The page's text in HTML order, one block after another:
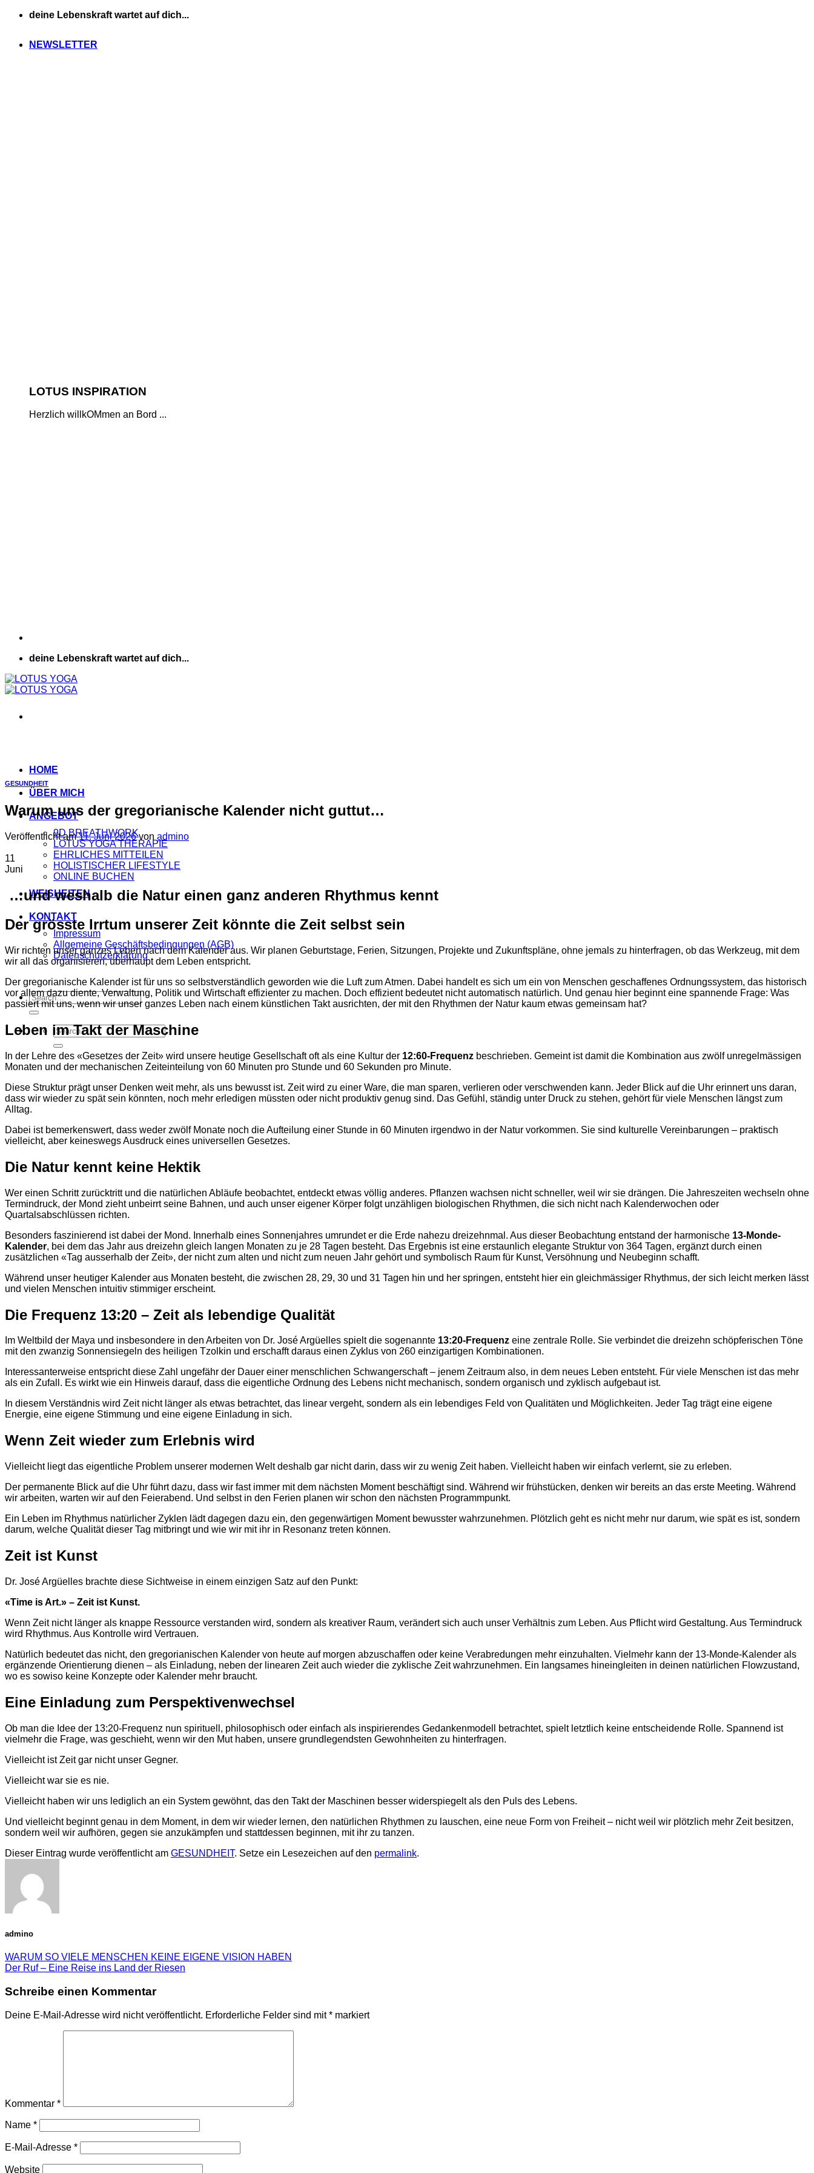
Zum
deine Lebenskraft wartet auf dich...
NEWSLETTER
LOTUS INSPIRATION
Herzlich willkOMmen an Bord ...
deine Lebenskraft wartet auf dich...
HOME
ÜBER MICH
ANGEBOT
9D BREATHWORK
LOTUS YOGA THERAPIE
EHRLICHES MITTEILEN
HOLISTISCHER LIFESTYLE
ONLINE BUCHEN
WEISHEITEN
KONTAKT
Impressum
Allgemeine Geschäftsbedingungen (AGB)
Datenschutzerklärung
GESUNDHEIT
Warum uns der gregorianische Kalender nicht guttut…
Veröffentlicht am11. Juni 2026 von admino
11
Juni
…und weshalb die Natur einen ganz anderen Rhythmus kennt
Der grösste Irrtum unserer Zeit könnte die Zeit selbst sein
Wir richten unser ganzes Leben nach dem Kalender aus. Wir planen Geburtstage, Ferien, Sitzungen, Projekte und Zukunftspläne, ohne jemals zu hinterfragen, ob das Werkzeug, mit dem
wir all das organisieren, überhaupt dem Leben entspricht.
Der gregorianische Kalender ist für uns so selbstverständlich geworden wie die Luft zum Atmen. Dabei handelt es sich um ein von Menschen geschaffenes Ordnungssystem, das historisch
vor allem dazu diente, Verwaltung, Politik und Wirtschaft effizienter zu machen. Doch effizient bedeutet nicht automatisch natürlich. Und genau hier beginnt eine spannende Frage: Was
passiert mit uns, wenn wir unser ganzes Leben nach einem künstlichen Takt ausrichten, der mit den Rhythmen der Natur kaum etwas gemeinsam hat?
Leben im Takt der Maschine
In der Lehre des «Gesetzes der Zeit» wird unsere heutige Gesellschaft oft als eine Kultur der 12:60-Frequenz beschrieben. Gemeint ist damit die Kombination aus zwölf unregelmässigen
Monaten und der mechanischen Zeiteinteilung von 60 Minuten pro Stunde und 60 Sekunden pro Minute.
Diese Struktur prägt unser Denken weit mehr, als uns bewusst ist. Zeit wird zu einer Ware, die man sparen, verlieren oder verschwenden kann. Jeder Blick auf die Uhr erinnert uns daran,
dass wir wieder zu spät sein könnten, noch mehr erledigen müssten oder nicht produktiv genug sind. Das Gefühl, ständig unter Druck zu stehen, gehört für viele Menschen längst zum
Alltag.
Dabei ist bemerkenswert, dass weder zwölf Monate noch die Aufteilung einer Stunde in 60 Minuten irgendwo in der Natur vorkommen. Sie sind kulturelle Vereinbarungen – praktisch
vielleicht, aber keineswegs Ausdruck eines universellen Gesetzes.
Die Natur kennt keine Hektik
Wer einen Schritt zurücktritt und die natürlichen Abläufe beobachtet, entdeckt etwas völlig anderes. Pflanzen wachsen nicht schneller, weil wir sie drängen. Die Jahreszeiten wechseln ohne
Termindruck, der Mond zieht unbeirrt seine Bahnen, und auch unser eigener Körper folgt unzähligen biologischen Rhythmen, die sich nicht nach Kalenderwochen oder
Quartalsabschlüssen richten.
Besonders faszinierend ist dabei der Mond. Innerhalb eines Sonnenjahres umrundet er die Erde nahezu dreizehnmal. Aus dieser Beobachtung entstand der harmonische 13-Monde-
Kalender, bei dem das Jahr aus dreizehn gleich langen Monaten zu je 28 Tagen besteht. Das Ergebnis ist eine erstaunlich elegante Struktur von 364 Tagen, ergänzt durch einen
zusätzlichen «Tag ausserhalb der Zeit», der nicht zum alten und nicht zum neuen Jahr gehört und symbolisch Raum für Kunst, Versöhnung und Neubeginn schafft.
Während unser heutiger Kalender aus Monaten besteht, die zwischen 28, 29, 30 und 31 Tagen hin und her springen, entsteht hier ein gleichmässiger Rhythmus, der sich leicht merken lässt
und vielen Menschen intuitiv stimmiger erscheint.
Die Frequenz 13:20 – Zeit als lebendige Qualität
Im Weltbild der Maya und insbesondere in den Arbeiten von Dr. José Argüelles spielt die sogenannte 13:20-Frequenz eine zentrale Rolle. Sie verbindet die dreizehn schöpferischen Töne
mit den zwanzig Sonnensiegeln des heiligen Tzolkin und erschafft daraus einen Zyklus von 260 einzigartigen Kombinationen.
Interessanterweise entspricht diese Zahl ungefähr der Dauer einer menschlichen Schwangerschaft – jenem Zeitraum also, in dem neues Leben entsteht. Für viele Menschen ist das mehr
als ein Zufall. Es wirkt wie ein Hinweis darauf, dass die eigentliche Ordnung des Lebens nicht mechanisch, sondern organisch und zyklisch aufgebaut ist.
In diesem Verständnis wird Zeit nicht länger als etwas betrachtet, das linear vergeht, sondern als ein lebendiges Feld von Qualitäten und Möglichkeiten. Jeder Tag trägt eine eigene
Energie, eine eigene Stimmung und eine eigene Einladung in sich.
Wenn Zeit wieder zum Erlebnis wird
Vielleicht liegt das eigentliche Problem unserer modernen Welt deshalb gar nicht darin, dass wir zu wenig Zeit haben. Vielleicht haben wir einfach verlernt, sie zu erleben.
Der permanente Blick auf die Uhr führt dazu, dass wir fast immer mit dem nächsten Moment beschäftigt sind. Während wir frühstücken, denken wir bereits an das erste Meeting. Während
wir arbeiten, warten wir auf den Feierabend. Und selbst in den Ferien planen wir schon den nächsten Programmpunkt.
Ein Leben im Rhythmus natürlicher Zyklen lädt dagegen dazu ein, den gegenwärtigen Moment bewusster wahrzunehmen. Plötzlich geht es nicht mehr nur darum, wie spät es ist, sondern
darum, welche Qualität dieser Tag mitbringt und wie wir mit ihr in Resonanz treten können.
Zeit ist Kunst
Dr. José Argüelles brachte diese Sichtweise in einem einzigen Satz auf den Punkt:
«Time is Art.» – Zeit ist Kunst.
Wenn Zeit nicht länger als knappe Ressource verstanden wird, sondern als kreativer Raum, verändert sich auch unser Verhältnis zum Leben. Aus Pflicht wird Gestaltung. Aus Termindruck
wird Rhythmus. Aus Kontrolle wird Vertrauen.
Natürlich bedeutet das nicht, den gregorianischen Kalender von heute auf morgen abzuschaffen oder keine Verabredungen mehr einzuhalten. Vielmehr kann der 13-Monde-Kalender als
ergänzende Orientierung dienen – als Einladung, neben der linearen Zeit auch wieder die zyklische Zeit wahrzunehmen. Ein langsames hineingleiten in deinen natürlichen Flowzustand,
wo es sowiso keine Konzepte oder Kalender mehr braucht.
Eine Einladung zum Perspektivenwechsel
Ob man die Idee der 13:20-Frequenz nun spirituell, philosophisch oder einfach als inspirierendes Gedankenmodell betrachtet, spielt letztlich keine entscheidende Rolle. Spannend ist
vielmehr die Frage, was geschieht, wenn wir den Mut haben, unsere grundlegendsten Gewohnheiten zu hinterfragen.
Vielleicht ist Zeit gar nicht unser Gegner.
Vielleicht war sie es nie.
Vielleicht haben wir uns lediglich an ein System gewöhnt, das den Takt der Maschinen besser widerspiegelt als den Puls des Lebens.
Und vielleicht beginnt genau in dem Moment, in dem wir wieder lernen, den natürlichen Rhythmen zu lauschen, eine neue Form von Freiheit – nicht weil wir plötzlich mehr Zeit besitzen,
sondern weil wir aufhören, gegen sie anzukämpfen und stattdessen beginnen, mit ihr zu tanzen.
Dieser Eintrag wurde veröffentlicht am GESUNDHEIT. Setze ein Lesezeichen auf den permalink.
admino
WARUM SO VIELE MENSCHEN KEINE EIGENE VISION HABEN
Der Ruf – Eine Reise ins Land der Riesen
Schreibe einen Kommentar
Deine E-Mail-Adresse wird nicht veröffentlicht. Erforderliche Felder sind mit* markiert
Kommentar *
Name *
E-Mail-Adresse *
Website